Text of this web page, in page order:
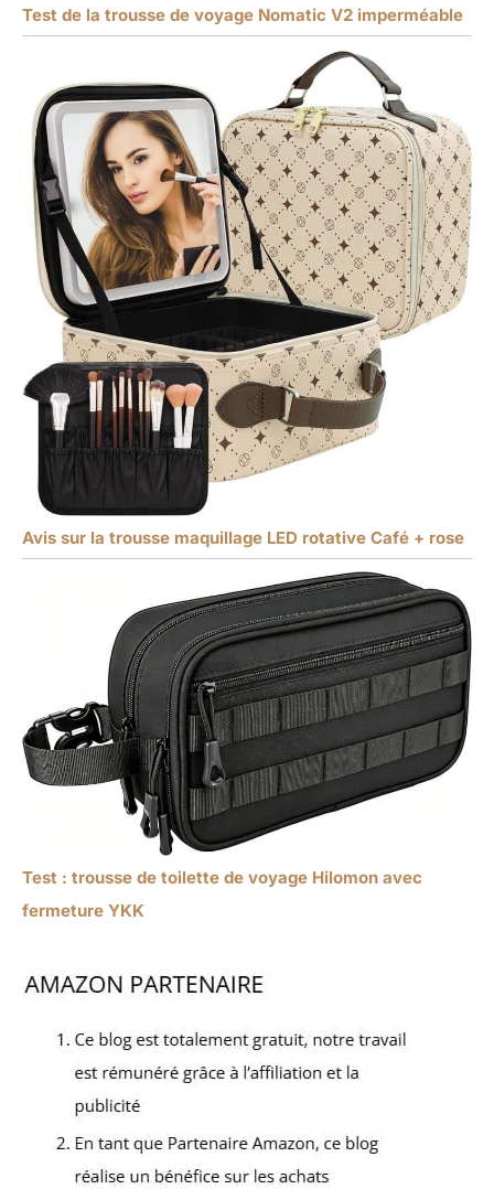
Test de la trousse de voyage Nomatic V2 imperméable
Avis sur la trousse maquillage LED rotative Café + rose
Test : trousse de toilette de voyage Hilomon avec
fermeture YKK